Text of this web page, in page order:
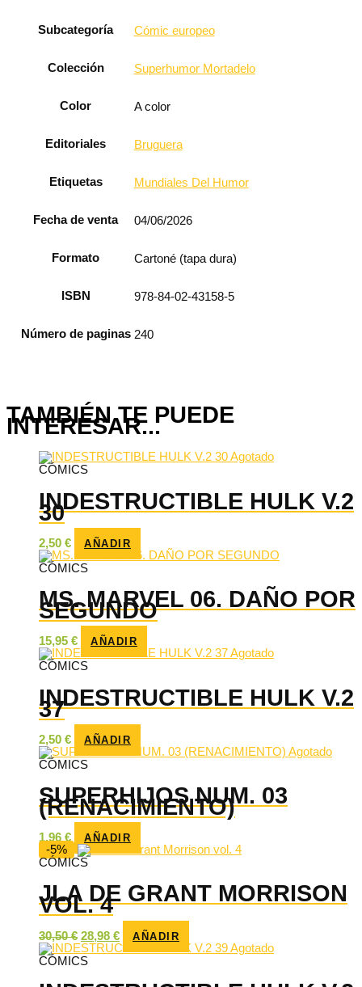
Subcategoría Cómic europeo
Colección Superhumor Mortadelo
Color A color
Editoriales Bruguera
Etiquetas Mundiales Del Humor
Fecha de venta 04/06/2026
Formato Cartoné (tapa dura)
ISBN 978-84-02-43158-5
Número de paginas 240
TAMBIÉN TE PUEDE
INTERESAR...
Agotado
CÓMICS
INDESTRUCTIBLE HULK V.2
30
2,50 € AÑADIR
CÓMICS
MS. MARVEL 06. DAÑO POR
SEGUNDO
15,95 € AÑADIR
Agotado
CÓMICS
INDESTRUCTIBLE HULK V.2
37
2,50 € AÑADIR
Agotado
CÓMICS
SUPERHIJOS NUM. 03
(RENACIMIENTO)
1,96€ AÑADIR
-5%
CÓMICS
JLA DE GRANT MORRISON
VOL. 4
30,50€ El
precio
original
era:
28,98 €El
precio
actual
AÑADIR
Agotado
CÓMICS